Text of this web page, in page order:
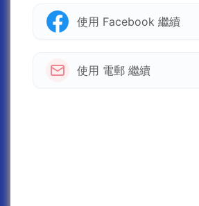
使用 Facebook 繼續
使用 電郵 繼續